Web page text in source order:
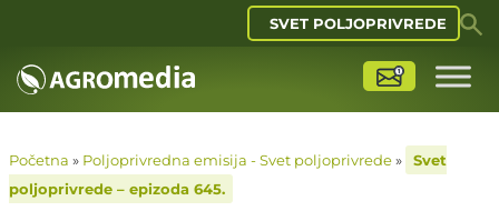
SVET POLJOPRIVREDE
Početna » Poljoprivredna emisija - Svet poljoprivrede»
Svet
poljoprivrede – epizoda 645.